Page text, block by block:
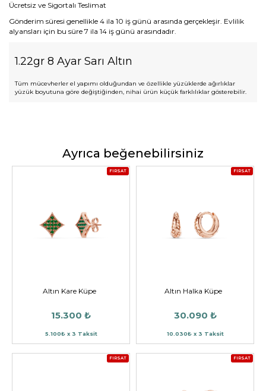
Ücretsiz ve Sigortalı Teslimat
Gönderim süresi genellikle 4 ila 10 iş günü arasında gerçekleşir. Evlilik
alyansları için bu süre 7 ila 14 iş günü arasındadır.
1.22gr 8 Ayar Sarı Altın
Tüm mücevherler el yapımı olduğundan ve özellikle yüzüklerde ağırlıklar
yüzük boyutuna göre değiştiğinden, nihai ürün küçük farklılıklar gösterebilir.
Ayrıca beğenebilirsiniz
FIRSAT
Altın Kare Küpe
15.300 ₺
5.100₺ x 3 Taksit
FIRSAT
Altın Halka Küpe
30.090 ₺
10.030₺ x 3 Taksit
FIRSAT FIRSAT